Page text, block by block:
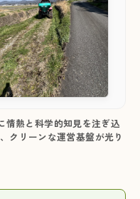
熱と科学的知見を注ぎ込
クリーンな運営基盤が光り